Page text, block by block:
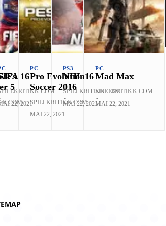
5
16
22, 2021
PC
Pro Evolution
Soccer 2016
SPILLKRITIKK.COM
-
MAI 22, 2021
PS3
NHL 16
SPILLKRITIKK.COM
-
MAI 22, 2021
PC
Mad Max
SPILLKRITIKK.COM
-
MAI 22, 2021